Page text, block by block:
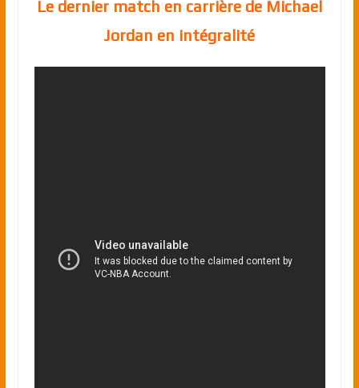
Le dernier match en carrière de Michael
Jordan en intégralité